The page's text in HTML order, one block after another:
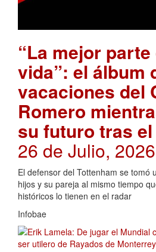
“La mejor
vida”: el álbum
vacaciones del
Romero
su futuro tras
26 de Julio,
El defensor del Tottenham se tomó
hijos y su pareja al mismo tiempo
históricos lo tienen en el radar
Infobae